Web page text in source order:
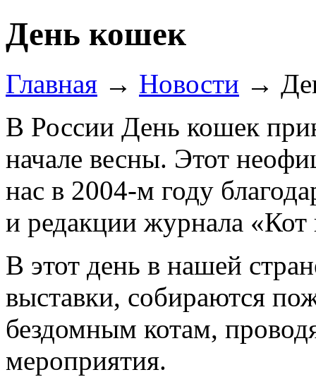
День кошек
Главная → Новости →
В России День кошек
начале весны. Этот
нас в 2004-м году
и редакции журнала «Кот
В этот день в нашей
выставки, собираются
бездомным котам,
мероприятия.